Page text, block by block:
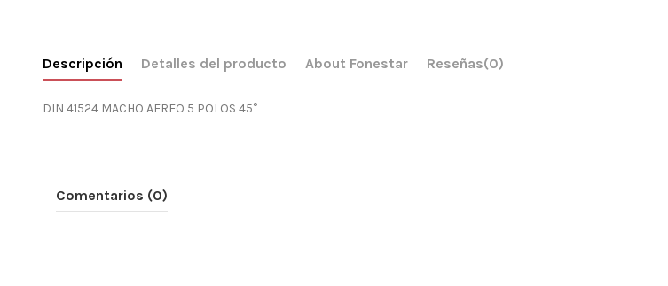
Descripción Detalles del producto About Fonestar Reseñas(0)
DIN 41524 MACHO AEREO 5 POLOS 45°
Comentarios (0)